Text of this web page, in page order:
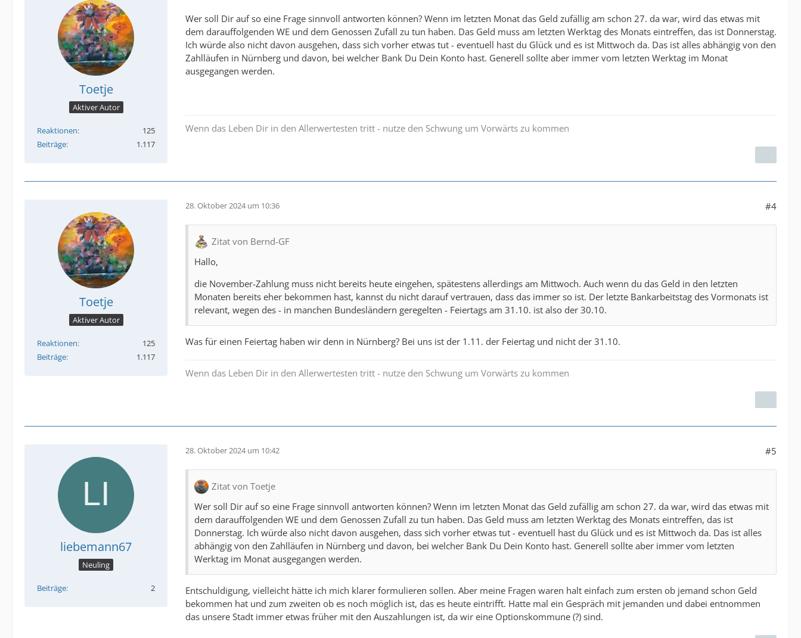
Toetje
Aktiver Autor
Reaktionen
125
Beiträge
1.117
Wer soll Dir auf so eine Frage sinnvoll antworten können? Wenn im letzten Monat das Geld zufällig am schon 27. da war, wird das etwas mit
dem darauffolgenden WE und dem Genossen Zufall zu tun haben. Das Geld muss am letzten Werktag des Monats eintreffen, das ist Donnerstag.
Ich würde also nicht davon ausgehen, dass sich vorher etwas tut - eventuell hast du Glück und es ist Mittwoch da. Das ist alles abhängig von den
Zahlläufen in Nürnberg und davon, bei welcher Bank Du Dein Konto hast. Generell sollte aber immer vom letzten Werktag im Monat
ausgegangen werden.
Wenn das Leben Dir in den Allerwertesten tritt - nutze den Schwung um Vorwärts zu kommen
Toetje
Aktiver Autor
Reaktionen
125
Beiträge
1.117
28. Oktober 2024 um 10:36 #4
Zitat von Bernd-GF
Hallo,
die November-Zahlung muss nicht bereits heute eingehen, spätestens allerdings am Mittwoch. Auch wenn du das Geld in den letzten
Monaten bereits eher bekommen hast, kannst du nicht darauf vertrauen, dass das immer so ist. Der letzte Bankarbeitstag des Vormonats ist
relevant, wegen des - in manchen Bundesländern geregelten - Feiertags am 31.10. ist also der 30.10.
Was für einen Feiertag haben wir denn in Nürnberg? Bei uns ist der 1.11. der Feiertag und nicht der 31.10.
Wenn das Leben Dir in den Allerwertesten tritt - nutze den Schwung um Vorwärts zu kommen
liebemann67
Neuling
Beiträge 2
28. Oktober 2024 um 10:42 #5
Zitat von Toetje
Wer soll Dir auf so eine Frage sinnvoll antworten können? Wenn im letzten Monat das Geld zufällig am schon 27. da war, wird das etwas mit
dem darauffolgenden WE und dem Genossen Zufall zu tun haben. Das Geld muss am letzten Werktag des Monats eintreffen, das ist
Donnerstag. Ich würde also nicht davon ausgehen, dass sich vorher etwas tut - eventuell hast du Glück und es ist Mittwoch da. Das ist alles
abhängig von den Zahlläufen in Nürnberg und davon, bei welcher Bank Du Dein Konto hast. Generell sollte aber immer vom letzten
Werktag im Monat ausgegangen werden.
Entschuldigung, vielleicht hätte ich mich klarer formulieren sollen. Aber meine Fragen waren halt einfach zum ersten ob jemand schon Geld
bekommen hat und zum zweiten ob es noch möglich ist, das es heute eintrifft. Hatte mal ein Gespräch mit jemanden und dabei entnommen
das unsere Stadt immer etwas früher mit den Auszahlungen ist, da wir eine Optionskommune (?) sind.